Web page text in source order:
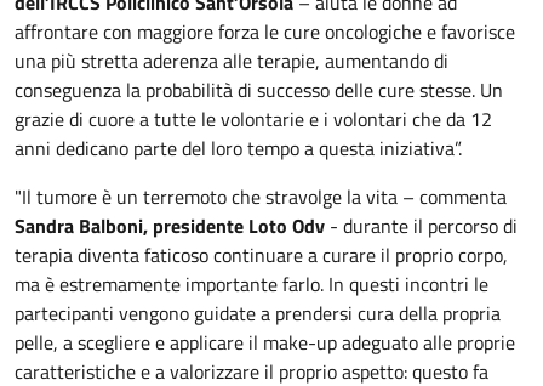
affrontare con maggiore forza le cure oncologiche e favorisce
una più stretta aderenza alle terapie, aumentando di
conseguenza la probabilità di successo delle cure stesse. Un
grazie di cuore a tutte le volontarie e i volontari che da 12
anni dedicano parte del loro tempo a questa iniziativa”.
"Il tumore è un terremoto che stravolge la vita – commenta
Sandra Balboni, presidente Loto Odv - durante il percorso di
terapia diventa faticoso continuare a curare il proprio corpo,
ma è estremamente importante farlo. In questi incontri le
partecipanti vengono guidate a prendersi cura della propria
pelle, a scegliere e applicare il make-up adeguato alle proprie
caratteristiche e a valorizzare il proprio aspetto: questo fa